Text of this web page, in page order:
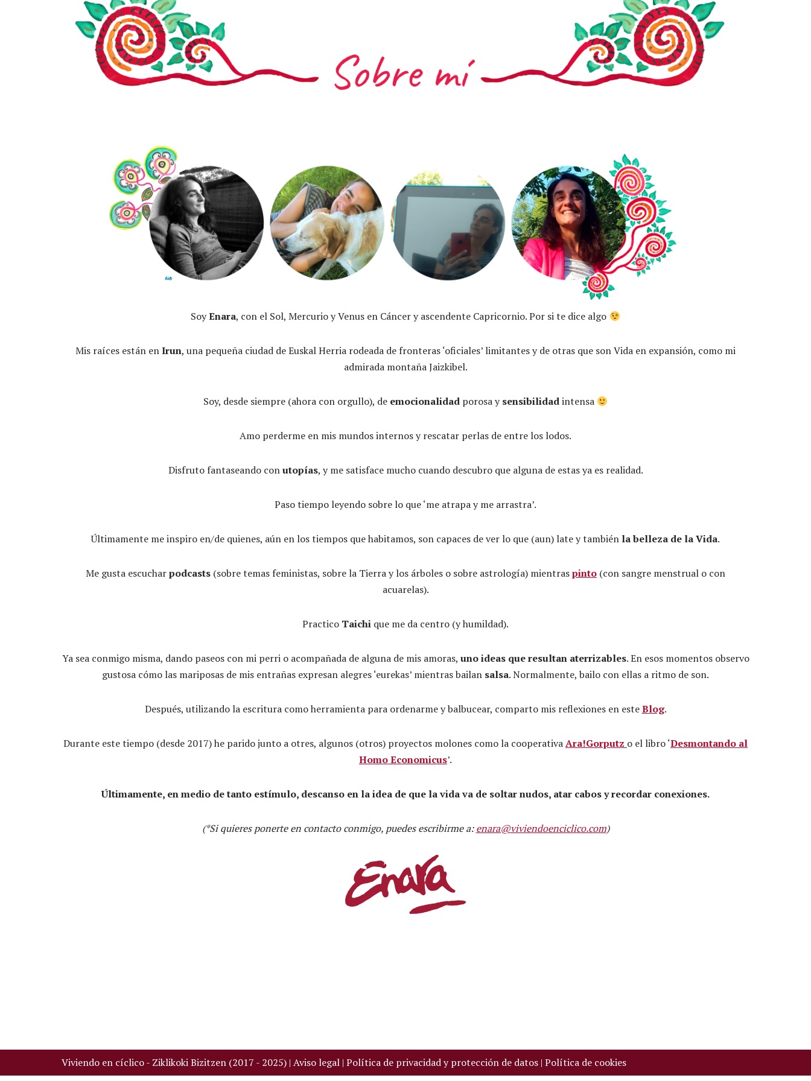
SoyEnara, con el Sol, Mercurio y Venus en Cáncer y ascendente Capricornio. Por si te dice algo
Mis raíces están enIrun, una pequeña ciudad de Euskal Herria rodeada de fronteras ‘oficiales’ limitantes y de otras que son Vida en expansión, como mi
admirada montaña Jaizkibel.
Soy, desde siempre (ahora con orgullo), de emocionalidadporosa ysensibilidadintensa
Amo perderme en mis mundos internos y rescatar perlas de entre los lodos.
Disfruto fantaseando conutopías, y me satisface mucho cuando descubro que alguna de estas ya es realidad.
Paso tiempo leyendo sobre lo que ‘me atrapa y me arrastra’.
Últimamente me inspiro en/de quienes, aún en los tiempos que habitamos, son capaces de ver lo que (aun) late y también la belleza de la Vida.
Me gusta escucharpodcasts (sobre temas feministas, sobre la Tierra y los árboles o sobre astrología) mientraspinto (con sangre menstrual o con
acuarelas).
Practico Taichi que me da centro (y humildad).
Ya sea conmigo misma, dando paseos con mi perri o acompañada de alguna de mis amoras, uno ideas que resultan aterrizables. En esos momentos observo
gustosa cómo las mariposas de mis entrañas expresan alegres ‘eurekas’ mientras bailan salsa. Normalmente, bailo con ellas a ritmo de son.
Después, utilizando la escritura como herramienta para ordenarme y balbucear, comparto mis reflexiones en esteBlog.
Durante este tiempo (desde 2017) he parido junto a otres, algunos (otros) proyectos molones como la cooperativaAra!Gorputz o el libro ‘Desmontando al
Homo Economicus’.
Últimamente, en medio de tanto estímulo, descanso en la idea de que la vida va de soltar nudos, atar cabos y recordar conexiones.
(*Si quieres ponerte en contacto conmigo, puedes escribirme a:enara@viviendoenciclico.com)
Viviendo en cíclico - Ziklikoki Bizitzen (2017 - 2025) | Aviso legal | Política de privacidad y protección de datos | Política de cookies